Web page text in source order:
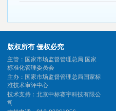
版权所有 侵权必究
主管：国家市场监督管理总局 国家
标准化管理委员会
主办：国家市场监督管理总局国家标
准技术审评中心
技术支持：北京中标赛宇科技有限公
司